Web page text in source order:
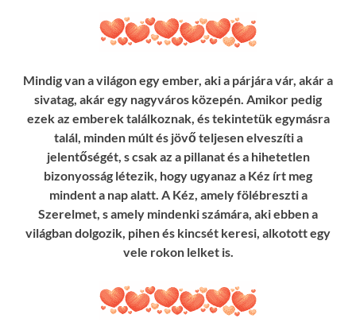
Mindig van a világon egy ember, aki a párjára vár, akár a
sivatag, akár egy nagyváros közepén. Amikor pedig
ezek az emberek találkoznak, és tekintetük egymásra
talál, minden múlt és jövő teljesen elveszíti a
jelentőségét, s csak az a pillanat és a hihetetlen
bizonyosság létezik, hogy ugyanaz a Kéz írt meg
mindent a nap alatt. A Kéz, amely fölébreszti a
Szerelmet, s amely mindenki számára, aki ebben a
világban dolgozik, pihen és kincsét keresi, alkotott egy
vele rokon lelket is.